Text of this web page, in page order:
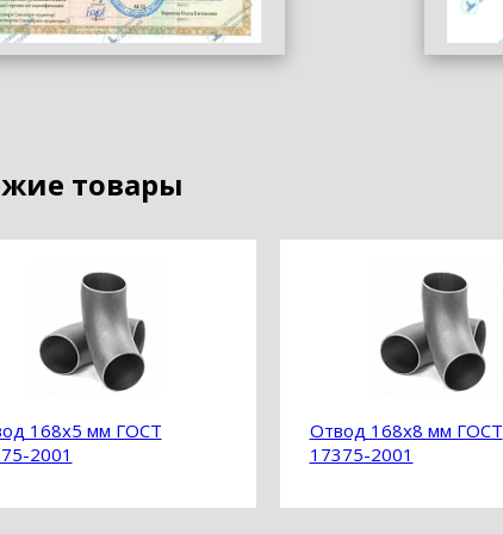
товары
168х5 мм ГОСТ
2001
Отвод 168х8 мм ГОСТ
17375-2001